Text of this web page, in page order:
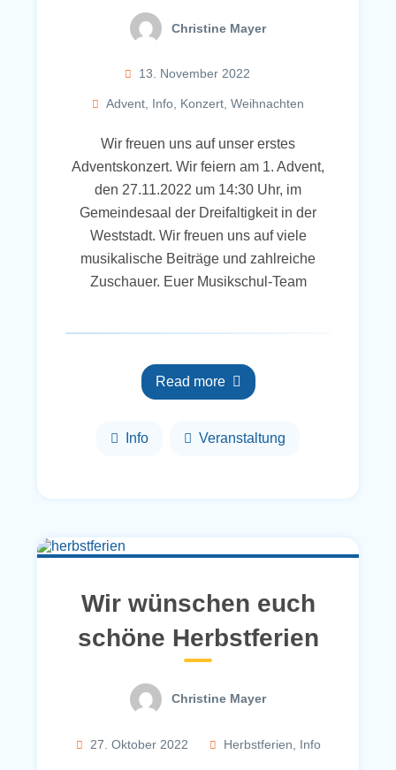
Christine Mayer
13. November 2022
Advent, Info, Konzert, Weihnachten
Wir freuen uns auf unser erstes
Adventskonzert. Wir feiern am 1. Advent,
den 27.11.2022 um 14:30 Uhr, im
Gemeindesaal der Dreifaltigkeit in der
Weststadt. Wir freuen uns auf viele
musikalische Beiträge und zahlreiche
Zuschauer. Euer Musikschul-Team
Read more
Info Veranstaltung
Wir wünschen euch
schöne Herbstferien
Christine Mayer
27. Oktober 2022 Herbstferien Info